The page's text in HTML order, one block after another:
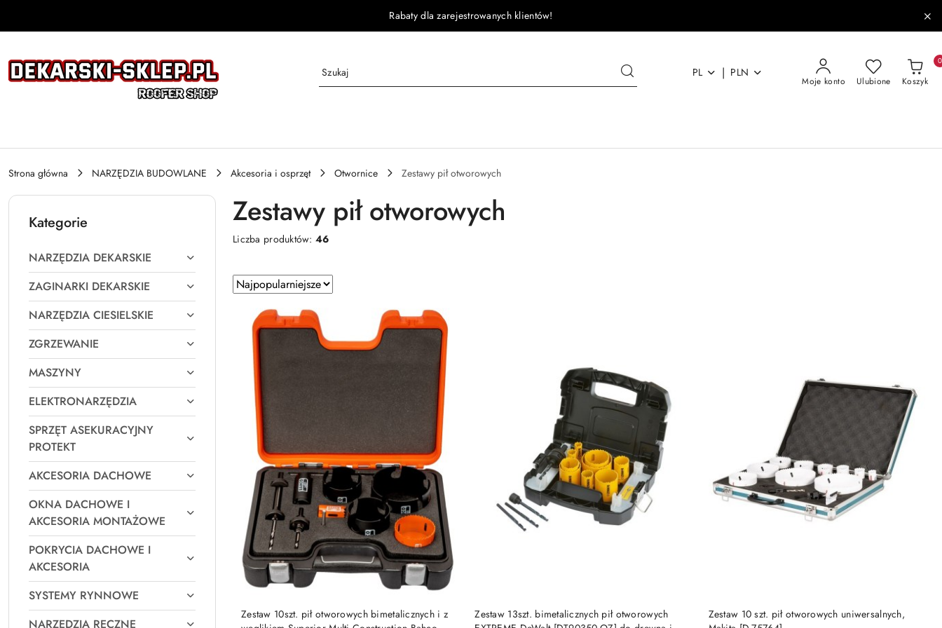
Rabaty dla zarejestrowanych klientów!
PL | PLN
Moje konto Ulubione Koszyk
0
Strona główna NARZĘDZIA BUDOWLANE Akcesoria i osprzęt Otwornice Zestawy pił otworowych
Kategorie
NARZĘDZIA DEKARSKIE
ZAGINARKI DEKARSKIE
NARZĘDZIA CIESIELSKIE
ZGRZEWANIE
MASZYNY
ELEKTRONARZĘDZIA
SPRZĘT ASEKURACYJNY
PROTEKT
AKCESORIA DACHOWE
OKNA DACHOWE I
AKCESORIA MONTAŻOWE
POKRYCIA DACHOWE I
AKCESORIA
SYSTEMY RYNNOWE
NARZĘDZIA RĘCZNE
Zestawy pił otworowych
Liczba produktów:46
Zastosowano
sortowanie:
Najpopularniejsze.
Sortuj
według
Zestaw 10szt. pił otworowych bimetalicznych i z
DO KOSZYKA
Zestaw 13szt. bimetalicznych pił otworowych
DO KOSZYKA
Zestaw 10 szt. pił otworowych uniwersalnych,
PRODUKT NIEDOSTĘPNY